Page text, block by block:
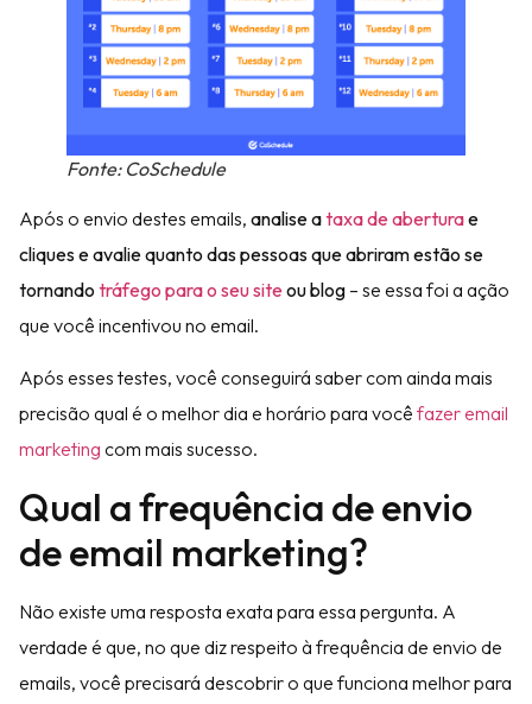
Fonte: CoSchedule
Após o envio destes emails, analise ataxa de aberturae
cliques e avalie quanto das pessoas que abriram estão se
tornando tráfego para o seu siteou blog – se essa foi a ação
que você incentivou no email.
Após esses testes, você conseguirá saber com ainda mais
precisão qual é o melhor dia e horário para você fazer email
marketing com mais sucesso.
Qual a frequência de envio
de email marketing?
Não existe uma resposta exata para essa pergunta. A
verdade é que, no que diz respeito à frequência de envio de
emails, você precisará descobrir o que funciona melhor para